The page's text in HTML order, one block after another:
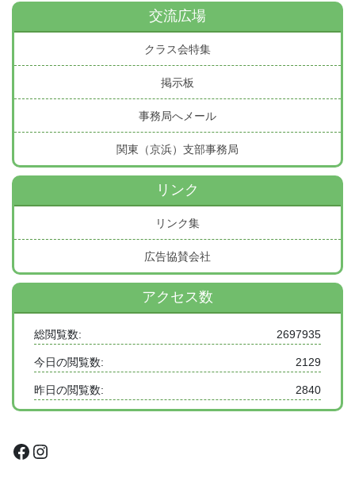
交流広場
クラス会特集
掲示板
事務局へメール
関東（京浜）支部事務局
リンク
リンク集
広告協賛会社
アクセス数
2697935
総閲覧数:
2129
今日の閲覧数:
2840
昨日の閲覧数:
Facebook
Instagram